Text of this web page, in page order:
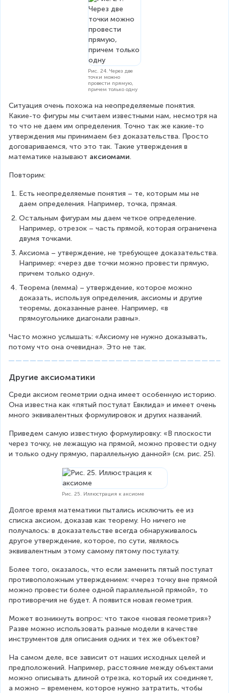
Рис. 24. Через две
точки можно
провести прямую,
причем только одну
Ситуация очень похожа на неопределяемые понятия.
Какие-то фигуры мы считаем известными нам, несмотря на
то что не даем им определения. Точно так же какие-то
утверждения мы принимаем без доказательства. Просто
договариваемся, что это так. Такие утверждения в
математике называют аксиомами.
Повторим:
Есть неопределяемые понятия – те, которым мы не
даем определения. Например, точка, прямая.
Остальным фигурам мы даем четкое определение.
Например, отрезок – часть прямой, которая ограничена
двумя точками.
Аксиома – утверждение, не требующее доказательства.
Например: «через две точки можно провести прямую,
причем только одну».
Теорема (лемма) – утверждение, которое можно
доказать, используя определения, аксиомы и другие
теоремы, доказанные ранее. Например, «в
прямоугольнике диагонали равны».
Часто можно услышать: «Аксиому не нужно доказывать,
потому что она очевидна». Это не так.
Другие аксиоматики
Среди аксиом геометрии одна имеет особенную историю.
Она известна как «пятый постулат Евклида» и имеет очень
много эквивалентных формулировок и других названий.
Приведем самую известную формулировку: «В плоскости
через точку, не лежащую на прямой, можно провести одну
и только одну прямую, параллельную данной» (см. рис. 25).
Рис. 25. Иллюстрация к аксиоме
Долгое время математики пытались исключить ее из
списка аксиом, доказав как теорему. Но ничего не
получалось: в доказательстве всегда обнаруживалось
другое утверждение, которое, по сути, являлось
эквивалентным этому самому пятому постулату.
Более того, оказалось, что если заменить пятый постулат
противоположным утверждением: «через точку вне прямой
можно провести более одной параллельной прямой», то
противоречия не будет. А появится новая геометрия.
Может возникнуть вопрос: что такое «новая геометрия»?
Разве можно использовать разные модели в качестве
инструментов для описания одних и тех же объектов?
На самом деле, все зависит от наших исходных целей и
предположений. Например, расстояние между объектами
можно описывать длиной отрезка, который их соединяет,
а можно – временем, которое нужно затратить, чтобы